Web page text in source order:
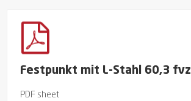
Festpunkt mit L-Stahl 60,3 fvz
PDF sheet